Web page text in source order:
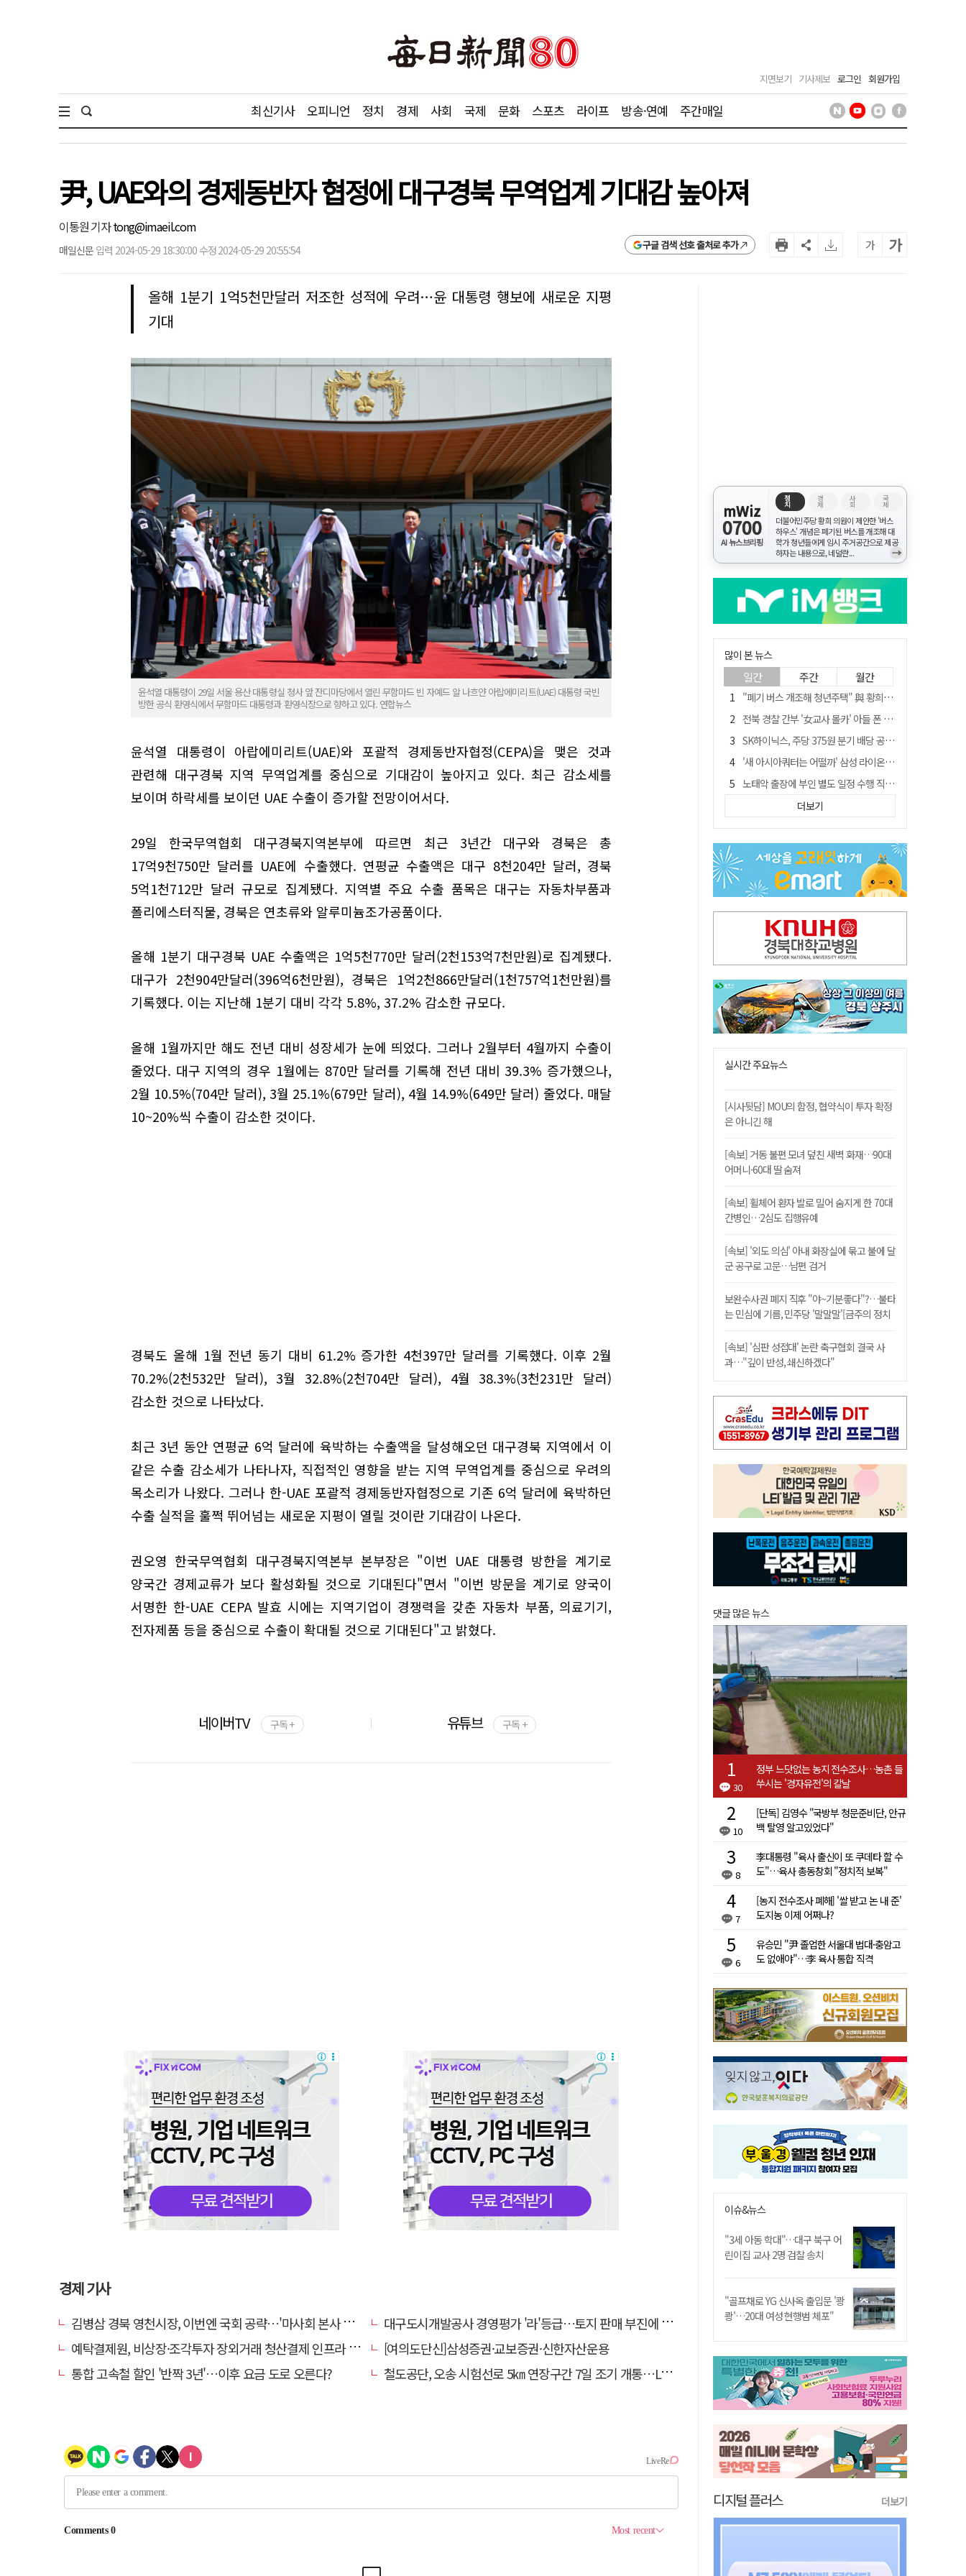
지면보기 기사제보 로그인 회원가입
최신기사 오피니언 정치 경제 사회 국제 문화 스포츠 라이프 방송·연예 주간매일
尹, UAE와의 경제동반자 협정에 대구경북 무역업계 기대감 높아져
이통원 기자tong@imaeil.com
매일신문 입력 2024-05-29 18:30:00 수정 2024-05-29 20:55:54 구글 검색 선호 출처로 추가 가 가
올해 1분기 1억5천만달러 저조한 성적에 우려…윤 대통령 행보에 새로운 지평
기대
윤석열 대통령이 29일 서울 용산 대통령실 청사 앞 잔디마당에서 열린 무함마드 빈 자예드 알 나흐얀 아랍에미리트(UAE) 대통령 국빈
방한 공식 환영식에서 무함마드 대통령과 환영식장으로 향하고 있다. 연합뉴스
윤석열 대통령이 아랍에미리트(UAE)와 포괄적 경제동반자협정(CEPA)을 맺은 것과
관련해 대구경북 지역 무역업계를 중심으로 기대감이 높아지고 있다. 최근 감소세를
보이며 하락세를 보이던 UAE 수출이 증가할 전망이어서다.
29일 한국무역협회 대구경북지역본부에 따르면 최근 3년간 대구와 경북은 총
17억9천750만 달러를 UAE에 수출했다. 연평균 수출액은 대구 8천204만 달러, 경북
5억1천712만 달러 규모로 집계됐다. 지역별 주요 수출 품목은 대구는 자동차부품과
폴리에스터직물, 경북은 연초류와 알루미늄조가공품이다.
올해 1분기 대구경북 UAE 수출액은 1억5천770만 달러(2천153억7천만원)로 집계됐다.
대구가 2천904만달러(396억6천만원), 경북은 1억2천866만달러(1천757억1천만원)를
기록했다. 이는 지난해 1분기 대비 각각 5.8%, 37.2% 감소한 규모다.
올해 1월까지만 해도 전년 대비 성장세가 눈에 띄었다. 그러나 2월부터 4월까지 수출이
줄었다. 대구 지역의 경우 1월에는 870만 달러를 기록해 전년 대비 39.3% 증가했으나,
2월 10.5%(704만 달러), 3월 25.1%(679만 달러), 4월 14.9%(649만 달러) 줄었다. 매달
10~20%씩 수출이 감소한 것이다.
경북도 올해 1월 전년 동기 대비 61.2% 증가한 4천397만 달러를 기록했다. 이후 2월
70.2%(2천532만 달러), 3월 32.8%(2천704만 달러), 4월 38.3%(3천231만 달러)
감소한 것으로 나타났다.
최근 3년 동안 연평균 6억 달러에 육박하는 수출액을 달성해오던 대구경북 지역에서 이
같은 수출 감소세가 나타나자, 직접적인 영향을 받는 지역 무역업계를 중심으로 우려의
목소리가 나왔다. 그러나 한-UAE 포괄적 경제동반자협정으로 기존 6억 달러에 육박하던
수출 실적을 훌쩍 뛰어넘는 새로운 지평이 열릴 것이란 기대감이 나온다.
권오영 한국무역협회 대구경북지역본부 본부장은 "이번 UAE 대통령 방한을 계기로
양국간 경제교류가 보다 활성화될 것으로 기대된다"면서 "이번 방문을 계기로 양국이
서명한 한-UAE CEPA 발효 시에는 지역기업이 경쟁력을 갖춘 자동차 부품, 의료기기,
전자제품 등을 중심으로 수출이 확대될 것으로 기대된다"고 밝혔다.
네이버TV 구독 + 유튜브 구독 +
경제 기사
김병삼 경북 영천시장, 이번엔 국회 공략…'마사회 본사 이전·광역교통망 확충' 요청
대구도시개발공사 경영평가 '라'등급…토지 판매 부진에 1년 만에 두 단계 '뚝'
예탁결제원, 비상장·조각투자 장외거래 청산결제 인프라 구축 착수…연내 가동
[여의도단신]삼성증권·교보증권·신한자산운용
통합 고속철 할인 '반짝 3년'…이후 요금 도로 오른다?
철도공단, 오송 시험선로 5㎞ 연장구간 7일 조기 개통…LA 메트로 사업 지원
mWiz
0700
AI 뉴스브리핑
정
치
경
제
사
회
국
제
더불어민주당 황희 의원이 제안한 '버스
하우스' 개념은 폐기된 버스를 개조해 대
학가 청년들에게 임시 주거공간으로 제공
하자는 내용으로, 네덜란...
→
많이 본 뉴스
일간 주간 월간
"폐기 버스 개조해 청년주택" 與 황희…'딸 학비는 年 4200만원'
전북 경찰 간부 '女교사 몰카' 아들 폰 부수고…"처벌 못하는 사안" 내부망에 글
SK하이닉스, 주당 375원 분기 배당 공시…"3분기 중 주주환원 방안 확정"
'새 아시아쿼터는 어떨까' 삼성 라이온즈, 새 얼굴 투수 미야모리 영입
노태악 출장에 부인 별도 일정 수행 직원도…보고서엔 '공식일정 참석'
'외도 의심' 아내 화장실에 묶고 불에 달군 공구로 고문…남편 검거
통합 고속철 할인 '반짝 3년'…이후 요금 도로 오른다?
한국 축구, 심판 성접대 경기서 '무패'…당시 올림픽 감독은 홍명보 [영상]
경찰, 9월 초부터 상피제 전격 실시…가족 사건 수사 못해
더보기
실시간 주요뉴스
[시사뒷담] MOU의 함정, 협약식이 투자 확정
은 아니긴 해
[속보] 거동 불편 모녀 덮친 새벽 화재…90대
어머니·60대 딸 숨져
[속보] 휠체어 환자 발로 밀어 숨지게 한 70대
간병인…2심도 집행유예
[속보] '외도 의심' 아내 화장실에 묶고 불에 달
군 공구로 고문…남편 검거
보완수사권 폐지 직후 "야~기분좋다"?…불타
는 민심에 기름, 민주당 '말말말'[금주의 정치
[속보] '심판 성접대' 논란 축구협회 결국 사
과…"깊이 반성, 쇄신하겠다"
댓글 많은 뉴스
30
정부 느닷없는 농지 전수조사…농촌 들
쑤시는 '경자유전'의 칼날
10
[단독] 김영수 "국방부 청문준비단, 안규
백 탈영 알고있었다"
8
李대통령 "육사 출신이 또 쿠데타 할 수
도"…육사 총동창회 "정치적 보복"
7
[농지 전수조사 폐해] '쌀 받고 논 내 준'
도지농 이제 어쩌나?
6
유승민 "尹 졸업한 서울대 법대·충암고
도 없애야"…李 육사 통합 직격
이슈&뉴스
"3세 아동 학대"…대구 북구 어
린이집 교사 2명 검찰 송치
"골프채로 YG 신사옥 출입문 '쾅
쾅'…20대 여성 현행범 체포"
디지털 플러스 더보기